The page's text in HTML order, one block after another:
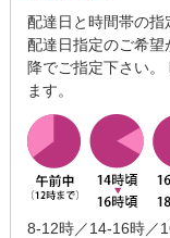
配達日と時間帯の指
配達日指定のご希望
降でご指定下さい
ます。
8-12時／14-16時／